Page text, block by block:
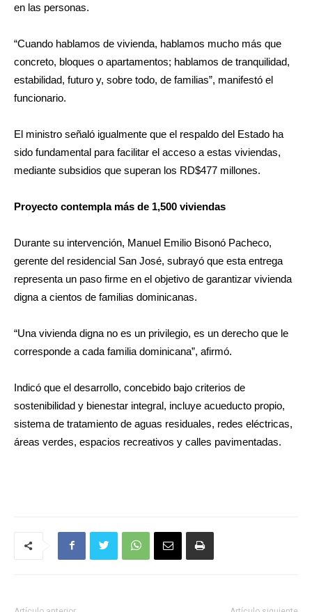
en las personas.
“Cuando hablamos de vivienda, hablamos mucho más que
concreto, bloques o apartamentos; hablamos de tranquilidad,
estabilidad, futuro y, sobre todo, de familias”, manifestó el
funcionario.
El ministro señaló igualmente que el respaldo del Estado ha
sido fundamental para facilitar el acceso a estas viviendas,
mediante subsidios que superan los RD$477 millones.
Proyecto contempla más de 1,500 viviendas
Durante su intervención, Manuel Emilio Bisonó Pacheco,
gerente del residencial San José, subrayó que esta entrega
representa un paso firme en el objetivo de garantizar vivienda
digna a cientos de familias dominicanas.
“Una vivienda digna no es un privilegio, es un derecho que le
corresponde a cada familia dominicana”, afirmó.
Indicó que el desarrollo, concebido bajo criterios de
sostenibilidad y bienestar integral, incluye acueducto propio,
sistema de tratamiento de aguas residuales, redes eléctricas,
áreas verdes, espacios recreativos y calles pavimentadas.